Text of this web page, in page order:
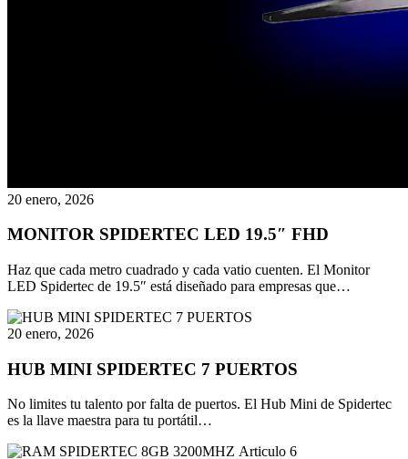
20 enero, 2026
MONITOR SPIDERTEC LED 19.5″ FHD
Haz que cada metro cuadrado y cada vatio cuenten. El Monitor
LED Spidertec de 19.5″ está diseñado para empresas que…
20 enero, 2026
HUB MINI SPIDERTEC 7 PUERTOS
No limites tu talento por falta de puertos. El Hub Mini de Spidertec
es la llave maestra para tu portátil…